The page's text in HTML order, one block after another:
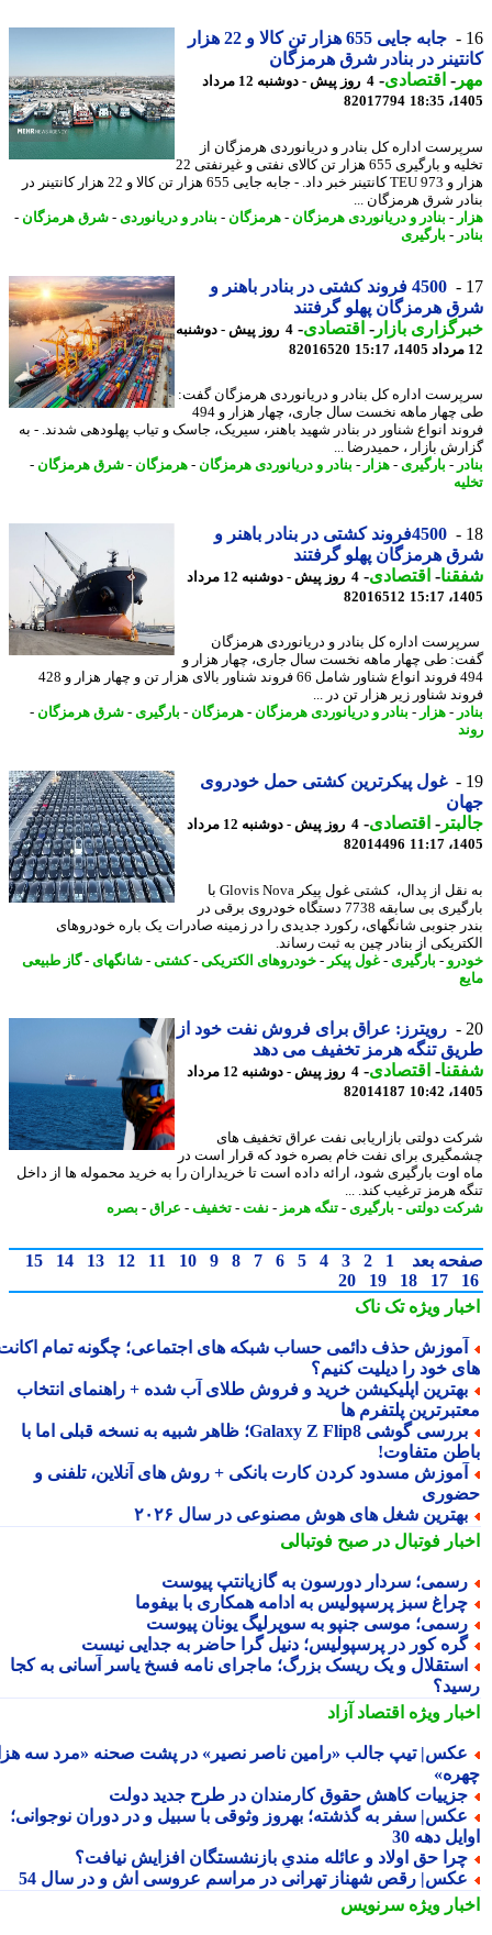
جابه جایی 655 هزار تن کالا و 22 هزار
در بنادر شرق هرمزگان
-اقتصادی-
4 روز پیش - دوشنبه 12 مرداد
82017794
اداره کل بنادر و دریانوردی هرمزگان از
تخلیه و بارگیری 655 هزار تن کالای نفتی و غیرنفتی 22
هزار و 973 TEU کانتینر خبر داد. - جابه جایی 655 هزار تن کالا و 22 هزار کانتینر در
شرق هرمزگان ...
- بنادر و دریانوردی هرمزگان -هرمزگان -بنادر و دریانوردی-شرق هرمزگان -
-بارگیری
4500 فروند کشتی در بنادر باهنر و
هرمزگان پهلو گرفتند
بازار- اقتصادی- 4 روز پیش - دوشنبه
82016520
اداره کل بنادر و دریانوردی هرمزگان گفت:
طی چهار ماهه نخست سال جاری، چهار هزار و 494
انواع شناور در بنادر شهید باهنر، سیریک، جاسک و تیاب پهلودهی شدند. - به
بازار ، حمیدرضا ...
-بارگیری- هزار - بنادر و دریانوردی هرمزگان -هرمزگان -شرق هرمزگان -
4500فروند کشتی در بنادر باهنر و
هرمزگان پهلو گرفتند
-اقتصادی-
4 روز پیش - دوشنبه 12 مرداد
82016512
اداره کل بنادر و دریانوردی هرمزگان
طی چهار ماهه نخست سال جاری، چهار هزار و
494 فروند انواع شناور شامل 66 فروند شناور بالای هزار تن و چهار هزار و 428
شناور زیر هزار تن در ...
-هزار - بنادر و دریانوردی هرمزگان -هرمزگان -بارگیری- شرق هرمزگان -
غول پیکرترین کشتی حمل خودروی
-اقتصادی-
4 روز پیش - دوشنبه 12 مرداد
82014496
به نقل از پدال، کشتی غول پیکر Glovis Nova با
بارگیری بی سابقه 7738 دستگاه خودروی برقی در
جنوبی شانگهای، رکورد جدیدی را در زمینه صادرات یک باره خودروهای
از بنادر چین به ثبت رساند.
-بارگیری- غول پیکر -خودروهای الکتریکی -کشتی-شانگهای-گاز طبیعی
رویترز: عراق برای فروش نفت خود از
تنگه هرمز تخفیف می دهد
-اقتصادی-
4 روز پیش - دوشنبه 12 مرداد
82014187
دولتی بازاریابی نفت عراق تخفیف های
برای نفت خام بصره خود که قرار است در
اوت بارگیری شود، ارائه داده است تا خریداران را به خرید محموله ها از داخل
هرمز ترغیب کند. ...
دولتی-بارگیری- تنگه هرمز- نفت -تخفیف-عراق- بصره
بعد 1
2
3
4
5
6
7
8
9
10
11
12
13
14
15
17
18
19
20
ویژهتک ناک
حذف دائمی حساب شبکه های اجتماعی؛ چگونه تمام اکانت
خود را دیلیت کنیم؟
اپلیکیشن خرید و فروش طلای آب شده + راهنمای انتخاب
پلتفرم ها
بررسی گوشی Galaxy Z Flip8؛ ظاهر شبیه به نسخه قبلی اما با
متفاوت!
مسدود کردن کارت بانکی + روش های آنلاین، تلفنی و
شغل های هوش مصنوعی در سال ۲۰۲۶
فوتبال در صبح فوتبالی
سردار دورسون به گازیانتپ پیوست
سبز پرسپولیس به ادامه همکاری با بیفوما
موسی جنپو به سوپرلیگ یونان پیوست
کور در پرسپولیس؛ دنیل گرا حاضر به جدایی نیست
و یک ریسک بزرگ؛ ماجرای نامه فسخ یاسر آسانی به کجا
ویژهاقتصاد آزاد
تیپ جالب «رامین ناصر نصیر» در پشت صحنه «مرد سه هزار
کاهش حقوق کارمندان در طرح جدید دولت
سفر به گذشته؛ بهروز وثوقی با سبیل و در دوران نوجوانی؛
دهه 30
حق اولاد و عائله مندیِ بازنشستگان افزایش نیافت؟
رقص شهناز تهرانی در مراسم عروسی اش و در سال 54
ویژهسرنویس